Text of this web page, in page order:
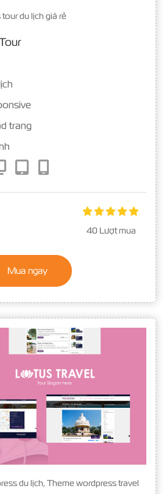
du lịch giá rẻ
trang
40 Lượt mua
Mua ngay
du lịch, Theme wordpress travel